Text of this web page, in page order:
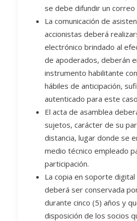
se debe difundir un correo
La comunicación de
accionistas deberá
electrónico brindado al
de apoderados, deberán
instrumento habilitante
hábiles de anticipación,
autenticado para este
El acta de asamblea
sujetos, carácter de su
distancia, lugar donde se
medio técnico empleado
participación.
La copia en soporte digital
deberá ser conservada
durante cinco (5) años y
disposición de los socios